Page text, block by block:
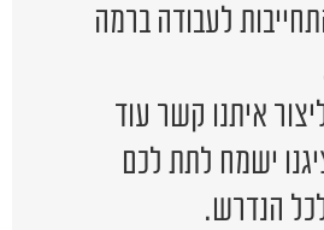
לעבודה ברמה
איתנו קשר עוד
ישמח לתת לכם
הנדרש.